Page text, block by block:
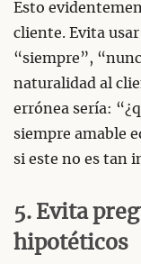
Esto
cliente. Evita
“siempre”,
naturalidad al
errónea sería:
siempre amable
si este no es tan
5. Evita
hipotéticos